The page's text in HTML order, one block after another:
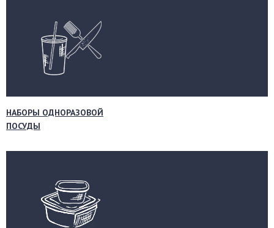
НАБОРЫ ОДНОРАЗОВОЙ
ПОСУДЫ